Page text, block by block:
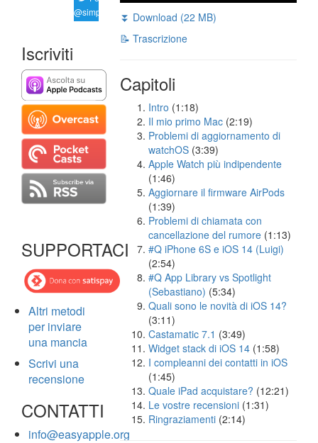
@simplemal
Iscriviti
SUPPORTACI
Altri metodi
per inviare
una mancia
Scrivi una
recensione
CONTATTI
info@easyapple.org
⏬ Download (22 MB)
📝 Trascrizione
Capitoli
Intro (1:18)
Il mio primo Mac (2:19)
Problemi di aggiornamento di
watchOS (3:39)
Apple Watch più indipendente
(1:46)
Aggiornare il firmware AirPods
(1:39)
Problemi di chiamata con
cancellazione del rumore (1:13)
#Q iPhone 6S e iOS 14 (Luigi)
(2:54)
#Q App Library vs Spotlight
(Sebastiano) (5:34)
Quali sono le novità di iOS 14?
(3:11)
Castamatic 7.1 (3:49)
Widget stack di iOS 14 (1:58)
I compleanni dei contatti in iOS
(1:45)
Quale iPad acquistare? (12:21)
Le vostre recensioni (1:31)
Ringraziamenti (2:14)